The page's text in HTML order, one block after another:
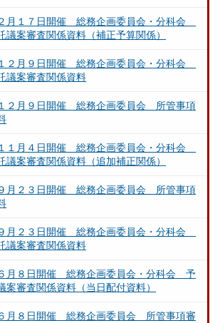
月１７日開催 総務企画委員会・分科会
議案審査関係資料（補正予算関係）
２月９日開催 総務企画委員会・分科会
議案審査関係資料
２月９日開催 総務企画委員会 所管事項
１月４日開催 総務企画委員会・分科会
議案審査関係資料（追加補正関係）
月２３日開催 総務企画委員会 所管事項
月２３日開催 総務企画委員会・分科会
議案審査関係資料
月８日開催 総務企画委員会・分科会 予
案審査関係資料（当日配付資料）
月８日開催 総務企画委員会 所管事項審